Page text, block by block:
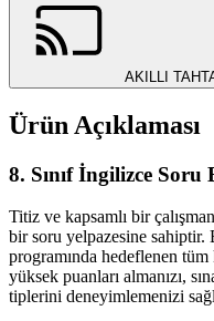
AKILLI
Ürün Açıklaması
8. Sınıf İngilizce Soru
Titiz ve kapsamlı bir
bir soru yelpazesine
programında hedeflenen tüm
yüksek puanları almanızı,
tiplerini deneyimlemenizi